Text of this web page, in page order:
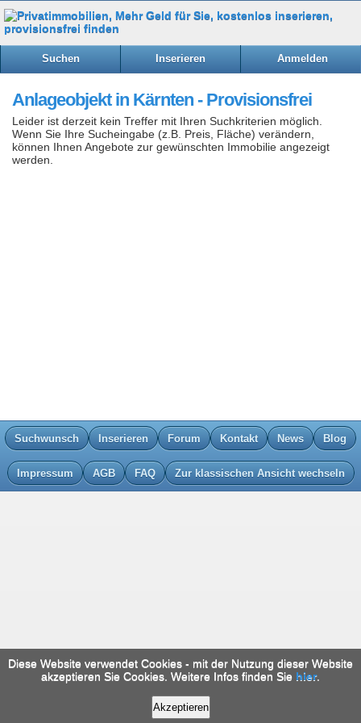
Suchen Inserieren Anmelden
Anlageobjekt in Kärnten - Provisionsfrei
Leider ist derzeit kein Treffer mit Ihren Suchkriterien möglich.
Wenn Sie Ihre Sucheingabe (z.B. Preis, Fläche) verändern,
können Ihnen Angebote zur gewünschten Immobilie angezeigt
werden.
Suchwunsch Inserieren Forum Kontakt News Blog
Impressum AGB FAQ Zur klassischen Ansicht wechseln
Diese Website verwendet Cookies - mit der Nutzung dieser Website
akzeptieren Sie Cookies. Weitere Infos finden Sie hier.